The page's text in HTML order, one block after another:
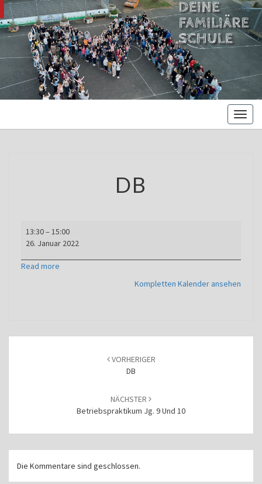
Oberschule –
Offene
Ganztagsschule
DB
13:30– 15:00
26. Januar 2022
Read more
Kompletten Kalender ansehen
VORHERIGER
DB
NÄCHSTER
Betriebspraktikum Jg. 9 Und 10
Die Kommentare sind geschlossen.